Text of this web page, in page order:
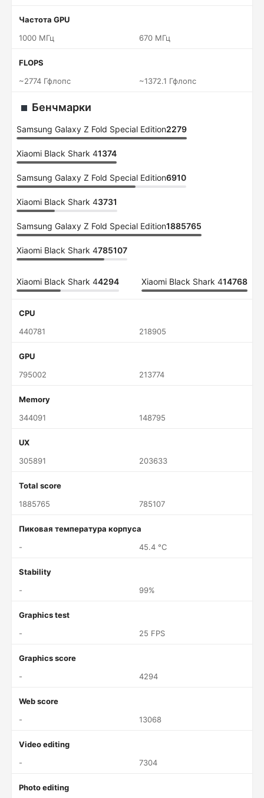
Частота GPU
1000 МГц
670 МГц
FLOPS
~2774 Гфлопс
~1372.1 Гфлопс
Бенчмарки
Samsung Galaxy Z Fold Special Edition2279
Xiaomi Black Shark 41374
Samsung Galaxy Z Fold Special Edition6910
Xiaomi Black Shark 43731
Samsung Galaxy Z Fold Special Edition1885765
Xiaomi Black Shark 4785107
Xiaomi Black Shark 44294 Xiaomi Black Shark 414768
CPU
440781
218905
GPU
795002
213774
Memory
344091
148795
UX
305891
203633
Total score
1885765
785107
Пиковая температура корпуса
-
45.4 °C
Stability
-
99%
Graphics test
-
25 FPS
Graphics score
-
4294
Web score
-
13068
Video editing
-
7304
Photo editing